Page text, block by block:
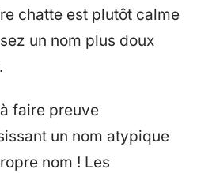
chatte est plutôt calme
un nom plus doux
faire preuve
un nom atypique
nom ! Les